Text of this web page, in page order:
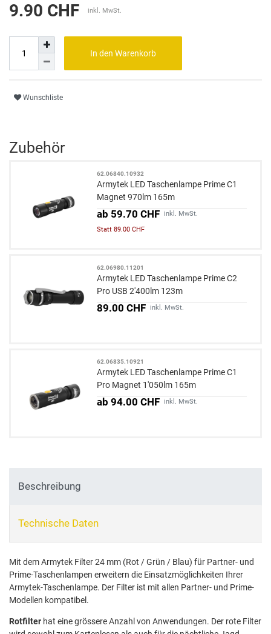
9.90 CHF inkl. MwSt.
In den Warenkorb
Wunschliste
Zubehör
62.06840.10932
Armytek LED Taschenlampe Prime C1
Magnet 970lm 165m
ab 59.70 CHF inkl. MwSt.
Statt 89.00 CHF
62.06980.11201
Armytek LED Taschenlampe Prime C2
Pro USB 2'400lm 123m
89.00 CHF inkl. MwSt.
62.06835.10921
Armytek LED Taschenlampe Prime C1
Pro Magnet 1'050lm 165m
ab 94.00 CHF inkl. MwSt.
Beschreibung
Technische Daten
Mit dem Armytek Filter 24 mm (Rot / Grün / Blau) für Partner- und
Prime-Taschenlampen erweitern die Einsatzmöglichkeiten Ihrer
Armytek-Taschenlampe. Der Filter ist mit allen Partner- und Prime-
Modellen kompatibel.
Rotfilter hat eine grössere Anzahl von Anwendungen. Der rote Filter